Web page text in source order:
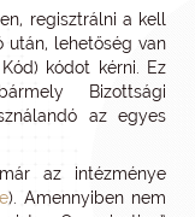
regisztrálni a kell
után, lehetőség van
kódot kérni. Ez
Bizottsági
az egyes
az intézménye
). Amennyiben nem